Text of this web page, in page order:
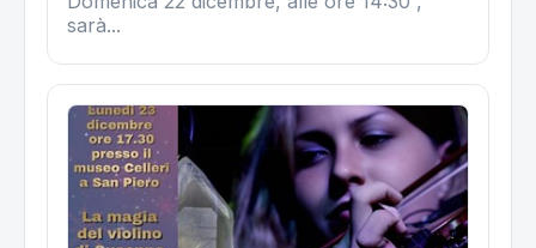
sarà...